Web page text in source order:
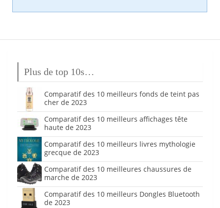
Plus de top 10s…
Comparatif des 10 meilleurs fonds de teint pas
cher de 2023
Comparatif des 10 meilleurs affichages tête
haute de 2023
Comparatif des 10 meilleurs livres mythologie
grecque de 2023
Comparatif des 10 meilleures chaussures de
marche de 2023
Comparatif des 10 meilleurs Dongles Bluetooth
de 2023